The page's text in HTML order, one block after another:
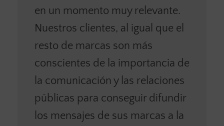
en un momento muy relevante.
Nuestros clientes, al igual que el
resto de marcas son más
conscientes de la importancia de
la comunicación y las relaciones
públicas para conseguir difundir
los mensajes de sus marcas a la